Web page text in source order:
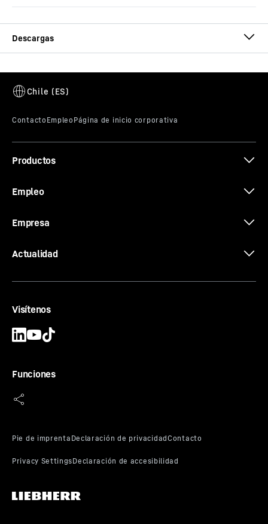
Productos
Empleo
Empresa
Actualidad
Visítenos
Funciones